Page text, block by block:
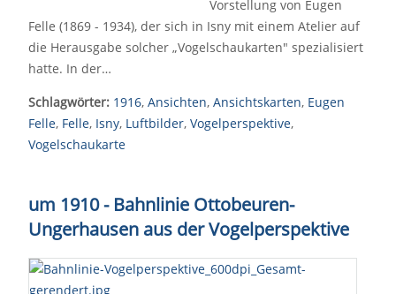
Vorstellung von Eugen
Felle (1869 - 1934), der sich in Isny mit einem Atelier auf
die Herausgabe solcher „Vogelschaukarten" spezialisiert
hatte. In der…
Schlagwörter: 1916, Ansichten, Ansichtskarten, Eugen
Felle, Felle, Isny, Luftbilder, Vogelperspektive,
Vogelschaukarte
um 1910 - Bahnlinie Ottobeuren-
Ungerhausen aus der Vogelperspektive